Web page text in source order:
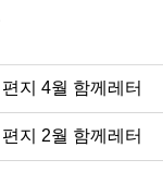
지 4월 함께레터
지 2월 함께레터